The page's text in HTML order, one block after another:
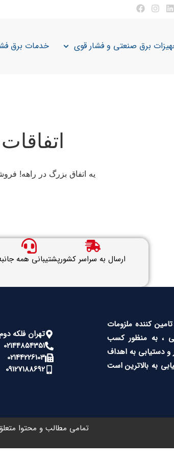
برق صنعتی و فشار قوی خدمات برق
یه اتفاق بزرگ در راهه!
ارسال به سراسر کشورپشتیبانی همه
کننده ملزومات
، به منظور کسب
و دستیابی به اهداف
به بالاترین است
تهران فلکه
02144854351
02144226103
09127188692
تمامی مطالب و محتوا